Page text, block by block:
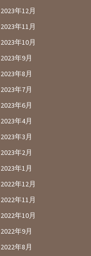
2023年12月
2023年11月
2023年10月
2023年9月
2023年8月
2023年7月
2023年6月
2023年4月
2023年3月
2023年2月
2023年1月
2022年12月
2022年11月
2022年10月
2022年9月
2022年8月